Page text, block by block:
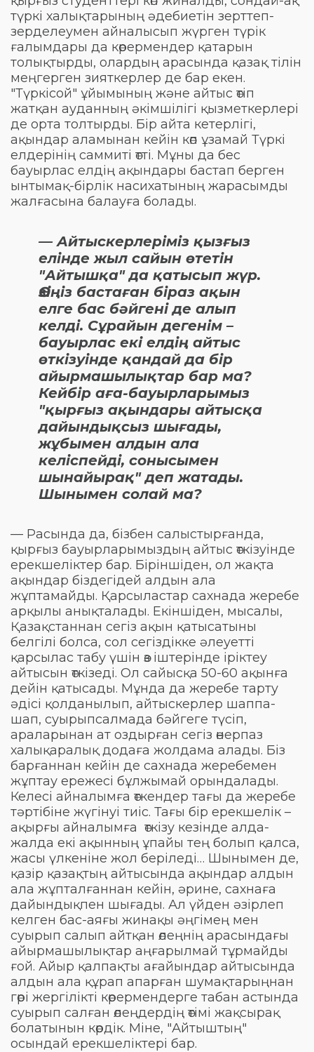
түркі халықтарының әдебиетін зерттеп-
зерделеумен айналысып жүрген түрік
ғалымдары да көрермендер қатарын
толықтырды, олардың арасында қазақ тілін
меңгерген зияткерлер де бар екен.
"Түркісой" ұйымының және айтыс өтіп
жатқан ауданның әкімшілігі қызметкерлері
де орта толтырды. Бір айта кетерлігі,
ақындар аламынан кейін көп ұзамай Түркі
елдерінің саммиті өтті. Мұны да бес
бауырлас елдің ақындары бастап берген
ынтымақ-бірлік насихатының жарасымды
жалғасына балауға болады.
— Айтыскерлеріміз қызғыз
елінде жыл сайын өтетін
"Айтышқа" да қатысып жүр.
Өзіңіз бастаған біраз ақын
елге бас бәйгені де алып
келді. Сұрайын дегенім –
бауырлас екі елдің айтыс
өткізуінде қандай да бір
айырмашылықтар бар ма?
Кейбір аға-бауырларымыз
"қырғыз ақындары айтысқа
дайындықсыз шығады,
жұбымен алдын ала
келіспейді, сонысымен
шынайырақ" деп жатады.
Шынымен солай ма?
— Расында да, бізбен салыстырғанда,
қырғыз бауырларымыздың айтыс өткізуінде
ерекшеліктер бар. Біріншіден, ол жақта
ақындар біздегідей алдын ала
жұптамайды. Қарсыластар сахнада жеребе
арқылы анықталады. Екіншіден, мысалы,
Қазақстаннан сегіз ақын қатысатыны
белгілі болса, сол сегіздікке әлеуетті
қарсылас табу үшін өз іштерінде іріктеу
айтысын өткізеді. Ол сайысқа 50-60 ақынға
дейін қатысады. Мұнда да жеребе тарту
әдісі қолданылып, айтыскерлер шаппа-
шап, суырыпсалмада бәйгеге түсіп,
араларынан ат оздырған сегіз өнерпаз
халықаралық додаға жолдама алады. Біз
барғаннан кейін де сахнада жеребемен
жұптау ережесі бұлжымай орындалады.
Келесі айналымға өткендер тағы да жеребе
тәртібіне жүгінуі тиіс. Тағы бір ерекшелік –
ақырғы айналымға өткізу кезінде алда-
жалда екі ақынның ұпайы тең болып қалса,
жасы үлкеніне жол беріледі… Шынымен де,
қазір қазақтың айтысында ақындар алдын
ала жұпталғаннан кейін, әрине, сахнаға
дайындықпен шығады. Ал үйден әзірлеп
келген бас-аяғы жинақы әңгімең мен
суырып салып айтқан өлеңнің арасындағы
айырмашылықтар аңғарылмай тұрмайды
ғой. Айыр қалпақты ағайындар айтысында
алдын ала құрап апарған шумақтарыңнан
гөрі жергілікті көрермендерге табан астында
суырып салған өлеңдердің өтімі жақсырақ
болатынын көрдік. Міне, "Айтыштың"
осындай ерекшеліктері бар.